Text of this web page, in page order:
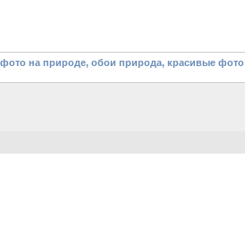
на природе, обои природа, красивые фото